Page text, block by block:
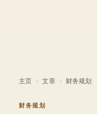
主页 » 文章 » 财务规划
财务规划